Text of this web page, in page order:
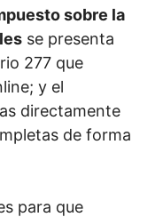
sobre la
se presenta
277 que
y el
directamente
de forma
para que